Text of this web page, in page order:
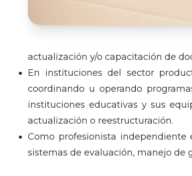
actualización y/o capacitación de
En instituciones del sector
coordinando u operando
instituciones educativas y sus
actualización o reestructuración.
Como profesionista independiente
sistemas de evaluación, manejo de